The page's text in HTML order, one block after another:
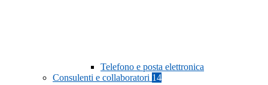
Telefono e posta elettronica
Consulenti e collaboratori 14